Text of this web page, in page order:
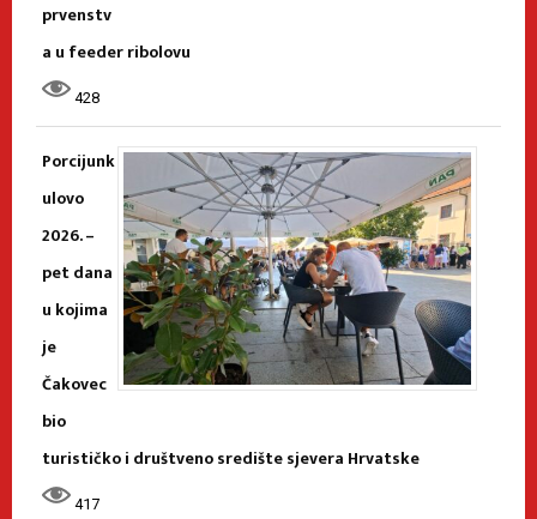
prvenstv
a u feeder ribolovu
428
Porcijunk
ulovo
2026. –
pet dana
u kojima
je
Čakovec
bio
turističko i društveno središte sjevera Hrvatske
417